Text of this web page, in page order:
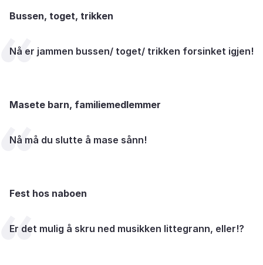
Bussen, toget, trikken
Nå er jammen bussen/ toget/ trikken forsinket igjen!
Masete barn, familiemedlemmer
Nå må du slutte å mase sånn!
Fest hos naboen
Er det mulig å skru ned musikken littegrann, eller!?